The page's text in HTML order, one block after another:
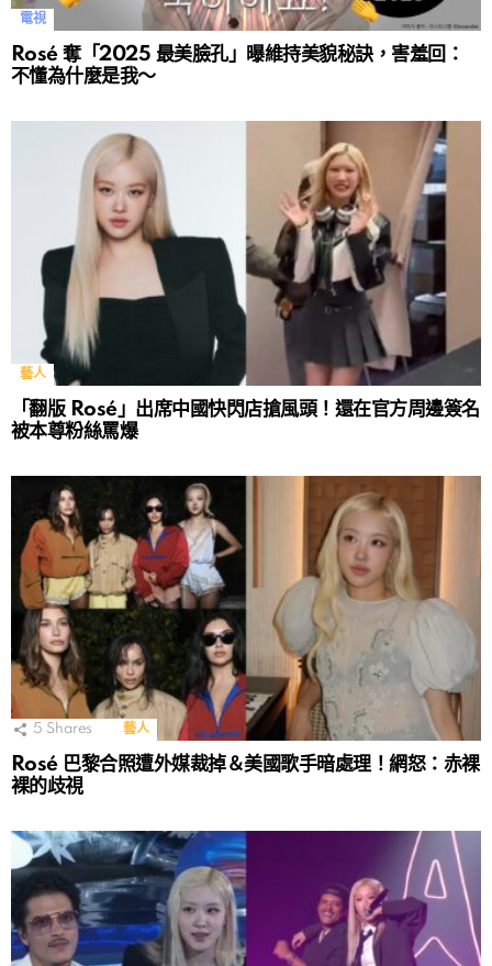
電視
Rosé 奪「2025 最美臉孔」曝維持美貌秘訣，害羞回：
不懂為什麼是我～
藝人
「翻版 Rosé」出席中國快閃店搶風頭！還在官方周邊簽名
被本尊粉絲罵爆
5 Shares 藝人
Rosé 巴黎合照遭外媒裁掉＆美國歌手暗處理！網怒：赤裸
裸的歧視